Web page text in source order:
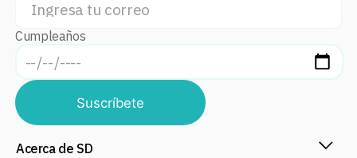
Cumpleaños
Suscríbete
Acerca de SD